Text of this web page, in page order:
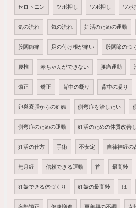
セロトニン ツボ押し ツボ押し ツボ
気の流れ 気の流れ 妊活のための運動
股関節痛 足の付け根が痛い 股関節のつ
腰椎 赤ちゃんができない 腰痛運動
矯正 矯正 背中の凝り 背中の凝り
卵巣嚢腫からの妊娠 側弯症を治したい
側弯症のための運動 妊活のための体質改善
妊活の仕方 手術 不安定 自律神経の
無月経 信頼できる運動 首 最高齢
妊娠できる体づくり 妊娠の最高齢 は
姿勢矯正 健康増進 更年期の不調 女